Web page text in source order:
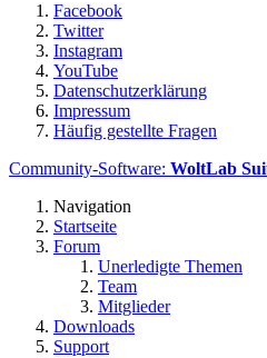
Facebook
Twitter
Instagram
YouTube
Datenschutzerklärung
Impressum
Häufig gestellte Fragen
Community-Software: WoltLab
Navigation
Startseite
Forum
Unerledigte Themen
Team
Mitglieder
Downloads
Support